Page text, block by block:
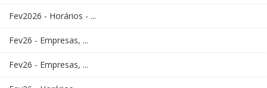
Fev2026 - Horários - ...
Fev26 - Empresas, ...
Fev26 - Empresas, ...